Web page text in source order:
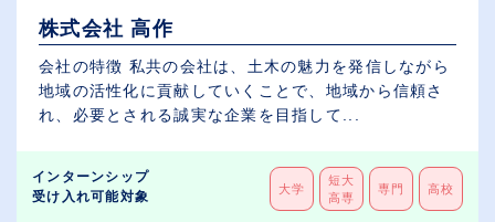
株式会社 高作
会社の特徴 私共の会社は、土木の魅力を発信しながら
地域の活性化に貢献していくことで、地域から信頼さ
れ、必要とされる誠実な企業を目指して...
インターンシップ
受け入れ可能対象
大学
短大
高専
専門 高校